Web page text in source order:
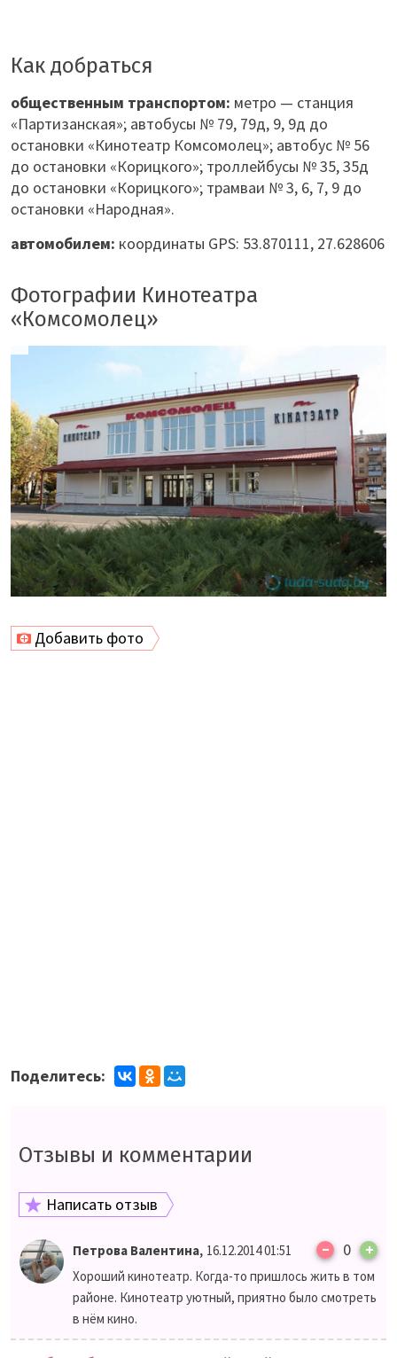
Как добраться
общественным транспортом: метро — станция
«Партизанская»; автобусы № 79, 79д, 9, 9д до
остановки «Кинотеатр Комсомолец»; автобус № 56
до остановки «Корицкого»; троллейбусы № 35, 35д
до остановки «Корицкого»; трамваи № 3, 6, 7, 9 до
остановки «Народная».
автомобилем: координаты GPS: 53.870111, 27.628606
Фотографии Кинотеатра
«Комсомолец»
Добавить фото
Поделитесь:
Отзывы и комментарии
Написать отзыв
Петрова Валентина, 16.12.2014 01:51 – 0 +
Хороший кинотеатр. Когда-то пришлось жить в том
районе. Кинотеатр уютный, приятно было смотреть
в нём кино.